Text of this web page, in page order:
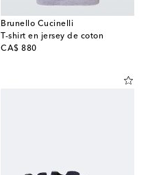
Brunello Cucinelli
T-shirt en jersey de coton
CA$ 880
original price